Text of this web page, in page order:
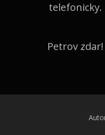
telefonicky.
Petrov zdar!